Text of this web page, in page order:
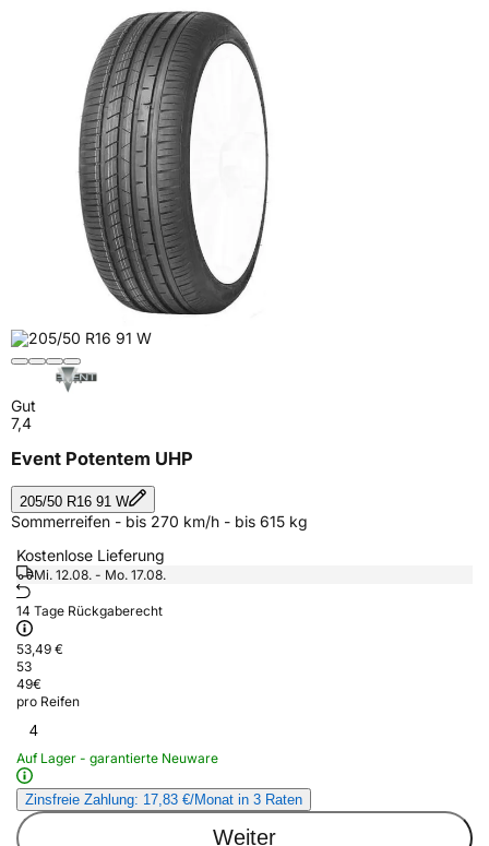
Gut
7,4
Event Potentem UHP
205/50 R16 91 W
Sommerreifen - bis 270 km/h - bis 615 kg
Kostenlose Lieferung
Mi. 12.08. - Mo. 17.08.
14 Tage Rückgaberecht
53,49 €
53
49€
pro Reifen
4
Auf Lager - garantierte Neuware
Zinsfreie Zahlung: 17,83 €/Monat in 3 Raten
Weiter